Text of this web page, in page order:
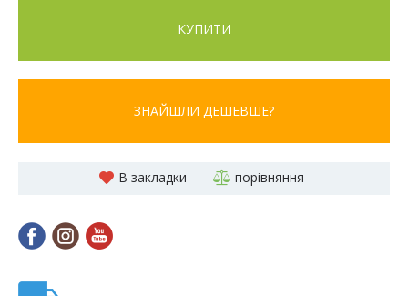
КУПИТИ
ЗНАЙШЛИ ДЕШЕВШЕ?
В закладки порівняння